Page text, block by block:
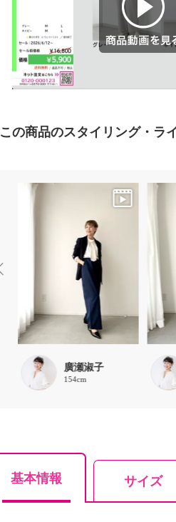
この商品のスタイリング・ラ
廣瀬淑子
154cm
基本情報 サイズ